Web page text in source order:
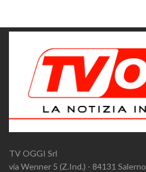
TV OGGI Srl
via Wenner 5 (Z.Ind.) - 84131 Salerno